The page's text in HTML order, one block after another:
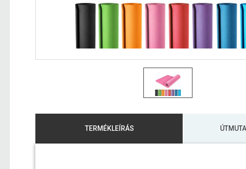
TERMÉKLEÍRÁS